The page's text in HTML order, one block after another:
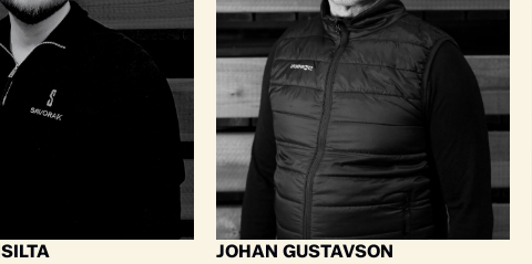
JOHAN GUSTAVSON